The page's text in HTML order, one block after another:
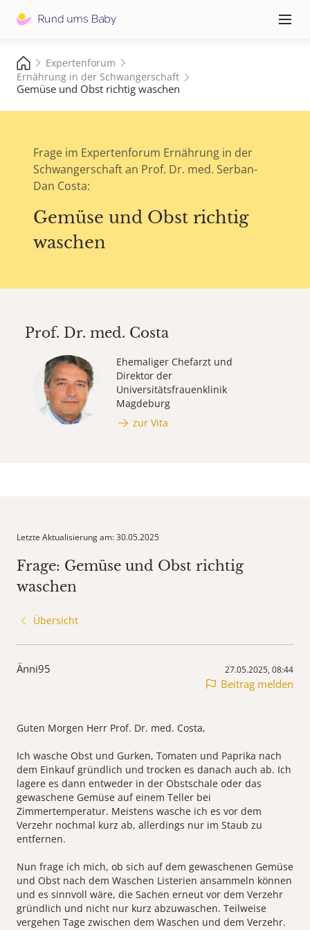
≡
Expertenforum
Ernährung in der Schwangerschaft
Gemüse und Obst richtig waschen
Frage im Expertenforum Ernährung in der
Schwangerschaft an Prof. Dr. med. Serban-
Dan Costa:
Gemüse und Obst richtig
waschen
Prof. Dr. med. Costa
Ehemaliger Chefarzt und
Direktor der
Universitätsfrauenklinik
Magdeburg
zur Vita
Letzte Aktualisierung am: 30.05.2025
Frage: Gemüse und Obst richtig
waschen
Übersicht
Änni95 27.05.2025, 08:44
Beitrag melden
Guten Morgen Herr Prof. Dr. med. Costa,
Ich wasche Obst und Gurken, Tomaten und Paprika nach
dem Einkauf gründlich und trocken es danach auch ab. Ich
lagere es dann entweder in der Obstschale oder das
gewaschene Gemüse auf einem Teller bei
Zimmertemperatur. Meistens wasche ich es vor dem
Verzehr nochmal kurz ab, allerdings nur im Staub zu
entfernen.
Nun frage ich mich, ob sich auf dem gewaschenen Gemüse
und Obst nach dem Waschen Listerien ansammeln können
und es sinnvoll wäre, die Sachen erneut vor dem Verzehr
gründlich und nicht nur kurz abzuwaschen. Teilweise
vergehen Tage zwischen dem Waschen und dem Verzehr.